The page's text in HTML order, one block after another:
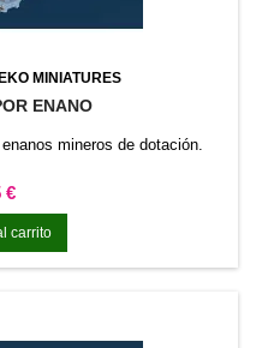
MINIATURES
ENANO
mineros de dotación.
€
carrito